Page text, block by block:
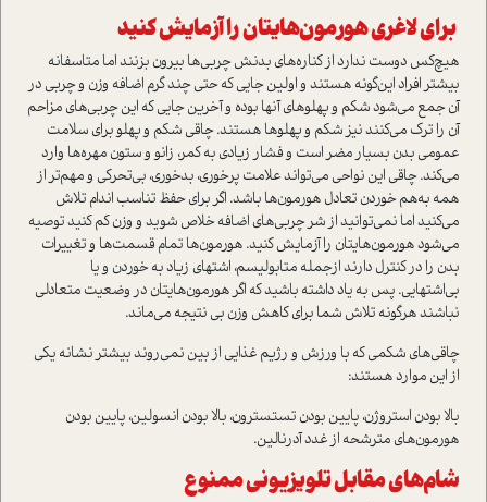
برای لاغری هورمون‌هایتان را آزمایش کنید
هیچ‌کس دوست ندارد از کناره‌های بدنش چربی‌ها بیرون بزنند اما متاسفانه
بیشتر افراد این‌گونه هستند و اولین جایی که حتی چند گرم اضافه وزن و چربی در
آن جمع می‌شود شکم و پهلوهای آنها بوده و آخرین جایی که این چربی‌های مزاحم
آن را ترک می‌کنند نیز شکم و پهلوها هستند. چاقی شکم و پهلو برای سلامت
عمومی ‌بدن بسیار مضر است و فشار زیادی به کمر، زانو و ستون مهره‌ها وارد
می‌کند. چاقی این نواحی می‌تواند علامت پرخوری، بدخوری، بی‌تحرکی و مهم‌تر از
همه به‌هم خوردن تعادل هورمون‌ها باشد. اگر برای حفظ تناسب اندام تلاش
می‌کنید اما نمی‌توانید از شر چربی‌های اضافه خلاص شوید و وزن کم کنید توصیه
می‌شود هورمون‌هایتان را آزمایش کنید. هورمون‌ها تمام قسمت‌ها و تغییرات
بدن را در کنترل دارند از‌جمله متابولیسم، اشتهای زیاد به خوردن و یا
بی‌اشتهایی. پس به یاد داشته باشید که اگر هورمون‌هایتان در وضعیت متعادلی
نباشند هرگونه تلاش شما برای کاهش وزن بی نتیجه می‌ماند.
چاقی‌های شکمی‌ که با ورزش و رژیم غذایی از بین نمی‌روند بیشتر نشانه یکی
از این موارد هستند:
بالا بودن استروژن، پایین بودن تستسترون، بالا بودن انسولین، پایین بودن
هورمون‌های مترشحه از غدد آدرنالین.
شام‌های مقابل تلویزیونی ممنوع